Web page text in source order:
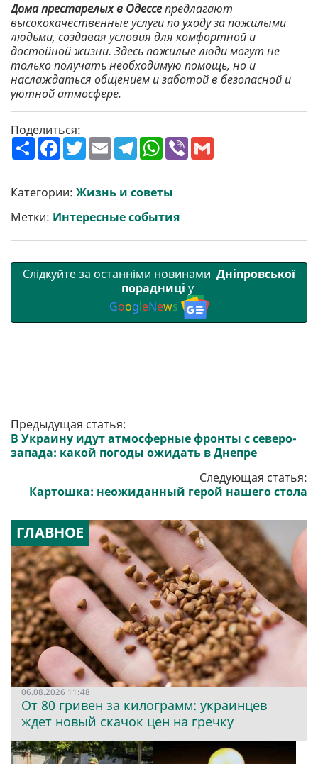
Дома престарелых в Одессепредлагают
высококачественные услуги по уходу за пожилыми
людьми, создавая условия для комфортной и
достойной жизни. Здесь пожилые люди могут не
только получать необходимую помощь, но и
наслаждаться общением и заботой в безопасной и
уютной атмосфере.
Поделиться:
П
о
р
и
т
и
F
a
b
o
o
k
T
w
t
e
r
E
m
l
T
e
g
r
a
m
W
h
s
A
p
p
V
Категории: Жизнь и советы
Метки: Интересные события
Слідкуйте за останніми новинами Дніпровської
порадниці у
GoogleNews
Предыдущая статья:
В Украину идут атмосферные фронты с северо-
запада: какой погоды ожидать в Днепре
Следующая статья:
Картошка: неожиданный герой нашего стола
ГЛАВНОЕ
06.08.2026 11:48
От 80 гривен за килограмм: украинцев
ждет новый скачок цен на гречку